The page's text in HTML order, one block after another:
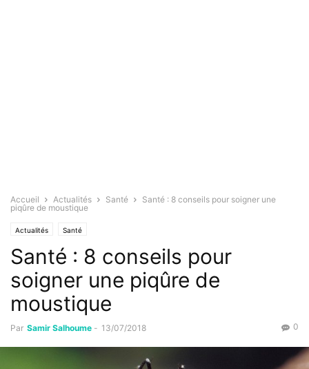
Accueil Actualités Santé
Santé : 8 conseils pour soigner une
piqûre de moustique
Actualités Santé
Santé : 8 conseils pour
soigner une piqûre de
moustique
Par Samir Salhoume - 13/07/2018 0